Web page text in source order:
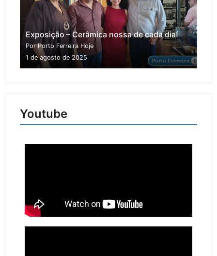
Exposição – Cerâmica nossa de cada dia!
Por Porto Ferreira Hoje
1 de agosto de 2025
Youtube